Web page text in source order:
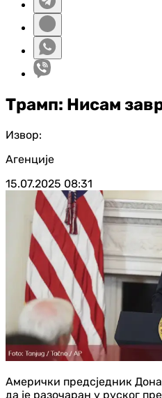
Трамп: Нисам
Извор:
Агенције
15.07.2025 08:31
Амерички предсједник
да је разочаран у руског